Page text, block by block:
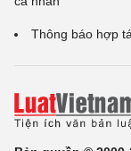
Thông báo hợp